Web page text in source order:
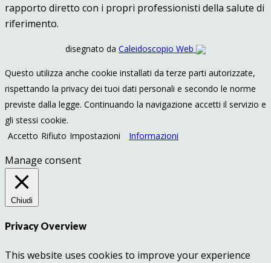
rapporto diretto con i propri professionisti della salute di
riferimento.
disegnato da Caleidoscopio Web
Questo utilizza anche cookie installati da terze parti autorizzate,
rispettando la privacy dei tuoi dati personali e secondo le norme
previste dalla legge. Continuando la navigazione accetti il servizio e
gli stessi cookie.
Accetto Rifiuto Impostazioni Informazioni
Manage consent
Chiudi
Privacy Overview
This website uses cookies to improve your experience